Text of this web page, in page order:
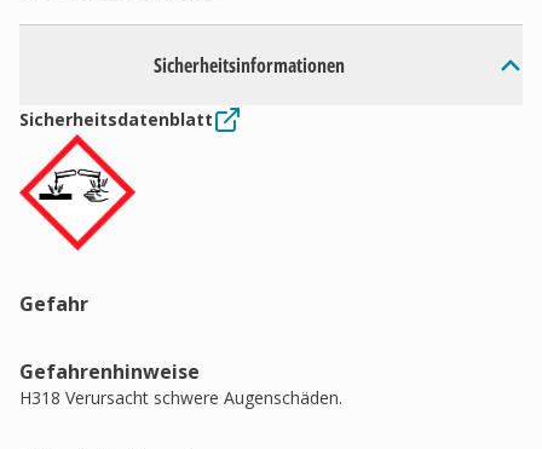
Sicherheitsinformationen
Sicherheitsdatenblatt
Gefahr
Gefahrenhinweise
H318 Verursacht schwere Augenschäden.